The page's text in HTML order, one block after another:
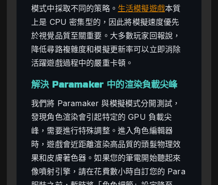
模式中採取不同的策略。 生活模擬遊戲本質
上是 CPU 密集型的，因此將模擬速度優先
於視覺品質至關重要。大多數玩家回報說，
降低尋路複雜度和模擬更新率可以立即消除
活躍遊戲過程中的嚴重卡頓。
解決 Paramaker 中的渲染負載尖峰
我們將 Paramaker 與模擬模式分開測試，
發現角色渲染會引起特定的 GPU 負載尖
峰，需要進行特殊調整。進入角色編輯器
時，遊戲會近距離渲染高品質的頭髮物理效
果和皮膚著色器。如果您的筆電開始聽起來
像噴射引擎，請在花費數小時自訂您的 Para